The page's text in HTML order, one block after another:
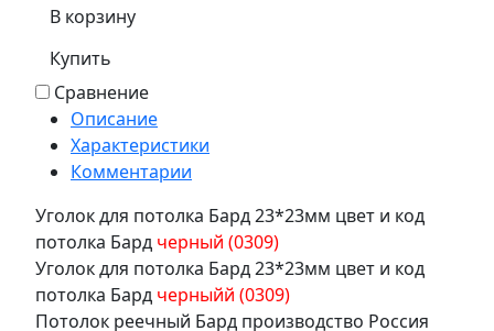
В корзину
Купить
Сравнение
Описание
Характеристики
Комментарии
Уголок для потолка Бард 23*23мм цвет и код
потолка Бард черный (0309)
Уголок для потолка Бард 23*23мм цвет и код
потолка Бард черныйй (0309)
Потолок реечный Бард производство Россия